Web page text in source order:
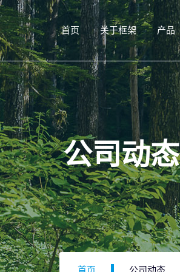
首页 关于框架 产品
公司动态